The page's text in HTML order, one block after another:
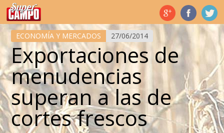
Temas de hoy
ECONOMÍA Y MERCADOS 27/06/2014
Exportaciones de
menudencias
superan a las de
cortes frescos